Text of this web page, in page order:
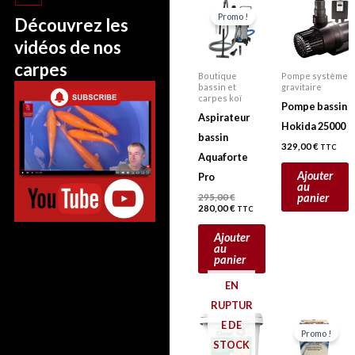
Découvrez les
vidéos de nos
carpes
Promo !
Boutique
bassin et
carpes koï
Aspirateur
bassin
Aquaforte
Pro
295,00€
prix
initial
était :
295,00 €.
280,00€
prix
actuel
est :
280,00 €.
TTC
Ajouter
au
panier
Pompe système
gravitaire
Pompe bassin
Hokida 25000
329,00€ TTC
Ajouter
au
panier
EN
RUPTUR
E DE
STOCK
de
prix :
6,49 €
produit
Promo !
prix
initial
était :